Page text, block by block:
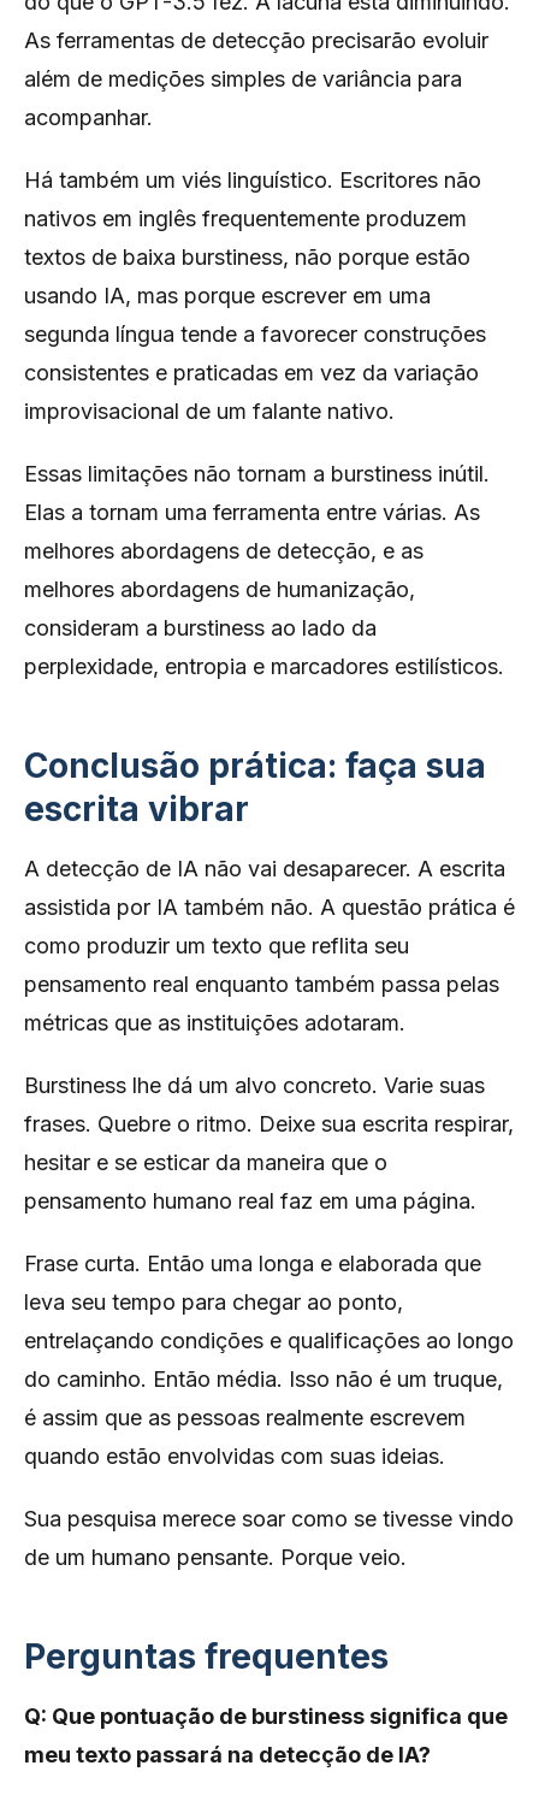
As ferramentas de detecção precisarão evoluir
além de medições simples de variância para
acompanhar.
Há também um viés linguístico. Escritores não
nativos em inglês frequentemente produzem
textos de baixa burstiness, não porque estão
usando IA, mas porque escrever em uma
segunda língua tende a favorecer construções
consistentes e praticadas em vez da variação
improvisacional de um falante nativo.
Essas limitações não tornam a burstiness inútil.
Elas a tornam uma ferramenta entre várias. As
melhores abordagens de detecção, e as
melhores abordagens de humanização,
consideram a burstiness ao lado da
perplexidade, entropia e marcadores estilísticos.
Conclusão prática: faça sua
escrita vibrar
A detecção de IA não vai desaparecer. A escrita
assistida por IA também não. A questão prática é
como produzir um texto que reflita seu
pensamento real enquanto também passa pelas
métricas que as instituições adotaram.
Burstiness lhe dá um alvo concreto. Varie suas
frases. Quebre o ritmo. Deixe sua escrita respirar,
hesitar e se esticar da maneira que o
pensamento humano real faz em uma página.
Frase curta. Então uma longa e elaborada que
leva seu tempo para chegar ao ponto,
entrelaçando condições e qualificações ao longo
do caminho. Então média. Isso não é um truque,
é assim que as pessoas realmente escrevem
quando estão envolvidas com suas ideias.
Sua pesquisa merece soar como se tivesse vindo
de um humano pensante. Porque veio.
Perguntas frequentes
Q: Que pontuação de burstiness significa que
meu texto passará na detecção de IA?